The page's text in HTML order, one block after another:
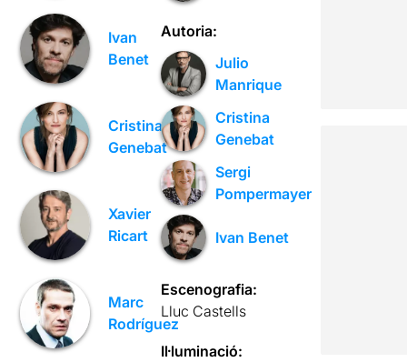
Ivan
Benet
Cristina
Genebat
Xavier
Ricart
Marc
Rodríguez
Autoria:
Julio
Manrique
Cristina
Genebat
Sergi
Pompermayer
Ivan Benet
Escenografia:
Lluc Castells
Il·luminació: